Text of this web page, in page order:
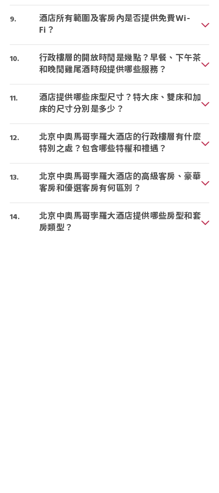
酒店所有範圍及客房內是否提供免費Wi-
Fi？
行政樓層的開放時間是幾點？早餐、下午茶
和晚間雞尾酒時段提供哪些服務？
酒店提供哪些床型尺寸？特大床、雙床和加
床的尺寸分別是多少？
北京中奧馬哥孛羅大酒店的行政樓層有什麼
特別之處？包含哪些特權和禮遇？
北京中奧馬哥孛羅大酒店的高級客房、豪華
客房和優選客房有何區別？
北京中奧馬哥孛羅大酒店提供哪些房型和套
房類型？